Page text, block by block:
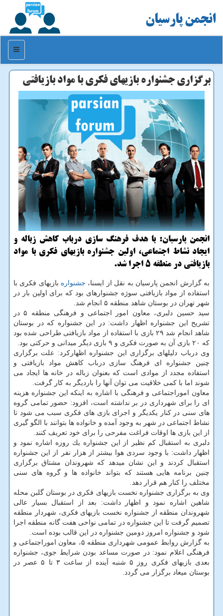
انجمن پارسیان
منو
برگزاری جشنواره بازیهای فكری با مواد بازیافتی
انجمن پارسیان: با هدف فرهنگ سازی درباب كاهش زباله و
ایجاد نشاط اجتماعی، اولین جشنواره بازیهای فكری با مواد
بازیافتی در منطقه 5 اجرا شد.
به گزارش انجمن پارسیان به نقل از ایسنا، جشنواره بازیهای فكری با
استفاده از مواد بازیافتی سوژه جشنوارهای بود كه برای اولین بار در
شهر تهران در بوستان شاهد منطقه ۵ انجام شد.
سید حسین دلبری، معاون امور اجتماعی و فرهنگی منطقه ۵ در
تشریح این جشنواره اظهار داشت: در این جشنواره كه در بوستان
شاهد انجام شد ۲۹ بازی با استفاده از مواد بازیافتی طراحی شده بود
كه ۲۰ بازی آن به صورت فكری و ۹ بازی دیگر میدانی و حركتی بود.
وی درباب دلیلهای برگزاری این جشنواره اظهاركرد: علت برگزاری
چنین جشنواره ای فرهنگ سازی درباب كاهش مواد بازیافتی و
استفاده مجدد از موادی است كه بعنوان زباله در خانه ها ایجاد می
شوند اما با كمی خلاقیت می توان آنها را باردیگر به كار گرفت.
معاون اموراجتماعی و فرهنگی با اشاره به اینكه این جشنواره هزینه
ای را برای شهرداری در بر نداشته است، افزود: حضور تمامی گروه
های سنی در كنار یكدیگر و اجرای بازی های فكری سبب می شود تا
نشاط اجتماعی در شهر به وجود آمده و خانواده ها بتوانند با الگو گیری
از این بازی ها اوقات فراغت مفرحی را برای خود تعریف كنند.
دلبری به استقبال كم نظیر از این جشنواره یك روزه اشاره نمود و
اظهار داشت: با وجود سردی هوا بیشتر از هزار نفر از این جشنواره
استقبال كردند و این نشان میدهد كه شهروندان مشتاق برگزاری
چنین برنامه هایی هستند كه بتواند خانواده ها و گروه های سنی
مختلف را كنار هم قرار دهد.
وی به برگزاری جشنواره نخست بازیهای فكری در بوستان گلبن محله
شاهین اشاره نمود و اظهار داشت: بعد از استقبال بسیار عالی
شهروندان منطقه از جشنواره نخست بازیهای فكری، شهردار منطقه
تصمیم گرفت تا این جشنواره در تمامی نواحی هفت گانه منطقه اجرا
شود و جشنواره امروز دومین جشنواره در این قالب بوده است.
به گزارش روابط عمومی شهرداری منطقه ۵، معاون اموراجتماعی و
فرهنگی اعلام نمود: در صورت مساعد بودن شرایط جوی، جشنواره
بعدی بازیهای فكری روز ۵ شنبه آینده از ساعت ۳ تا ۵ عصر در
بوستان میعاد برگزار می گردد.